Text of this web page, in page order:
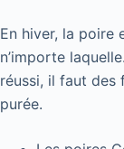
En hiver, la poire
n’importe
réussi, il faut des
purée.